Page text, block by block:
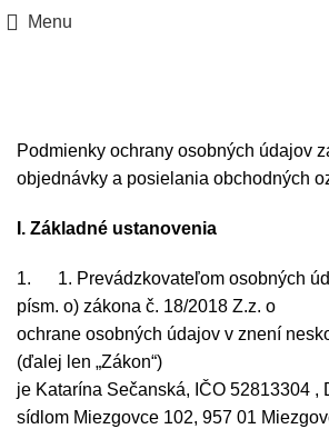
Menu
Zásady ochrany
Podmienky ochrany osobných údajov
objednávky a posielania obchodných
I. Základné ustanovenia
1. 1. Prevádzkovateľom osobných
písm. o) zákona č. 18/2018 Z.z. o
ochrane osobných údajov v znení
(ďalej len „Zákon“)
je Katarína Sečanská, IČO 52813304 ,
sídlom Miezgovce 102, 957 01